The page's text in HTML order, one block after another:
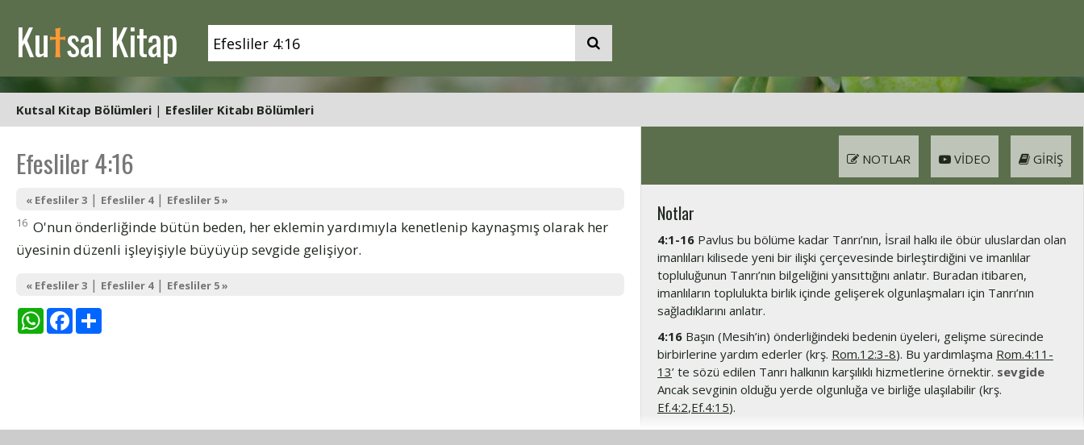
Kutsal Kitap
Kutsal Kitap Bölümleri | Efesliler Kitabı Bölümleri
Efesliler 4:16
« Efesliler 3 | Efesliler 4| Efesliler 5 »
16 O'nun önderliğinde bütün beden, her eklemin yardımıyla kenetlenip kaynaşmış olarak her
üyesinin düzenli işleyişiyle büyüyüp sevgide gelişiyor.
« Efesliler 3 | Efesliler 4| Efesliler 5 »
WhatsAppFacebook
GIRIŞ
VIDEO
NOTLAR
Notlar
4:1-16 Pavlus bu bölüme kadar Tanrı’nın, İsrail halkı ile öbür uluslardan olan
imanlıları kilisede yeni bir ilişki çerçevesinde birleştirdiğini ve imanlılar
topluluğunun Tanrı’nın bilgeliğini yansıttığını anlatır. Buradan itibaren,
imanlıların toplulukta birlik içinde gelişerek olgunlaşmaları için Tanrı’nın
sağladıklarını anlatır.
4:16 Başın (Mesih’in) önderliğindeki bedenin üyeleri, gelişme sürecinde
birbirlerine yardım ederler (krş. Rom.12:3-8). Bu yardımlaşma Rom.4:11-
13’ te sözü edilen Tanrı halkının karşılıklı hizmetlerine örnektir. sevgide
Ancak sevginin olduğu yerde olgunluğa ve birliğe ulaşılabilir (krş.
Ef.4:2,Ef.4:15).